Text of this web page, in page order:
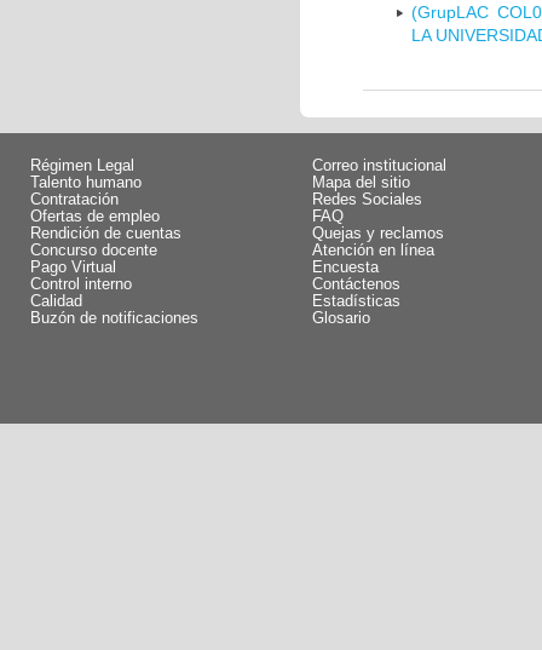
(GrupLAC
LA
Régimen Legal
Talento humano
Contratación
Ofertas de empleo
Rendición de cuentas
Concurso docente
Pago Virtual
Control interno
Calidad
Buzón de notificaciones
Correo institucional
Mapa del sitio
Redes Sociales
FAQ
Quejas y reclamos
Atención en línea
Encuesta
Contáctenos
Estadísticas
Glosario